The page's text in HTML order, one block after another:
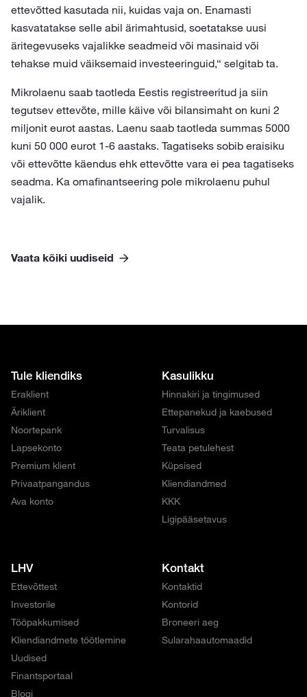
ettevõtted kasutada nii, kuidas vaja on. Enamasti
kasvatatakse selle abil ärimahtusid, soetatakse uusi
äritegevuseks vajalikke seadmeid või masinaid või
tehakse muid väiksemaid investeeringuid,“ selgitab ta.
Mikrolaenu saab taotleda Eestis registreeritud ja siin
tegutsev ettevõte, mille käive või bilansimaht on kuni 2
miljonit eurot aastas. Laenu saab taotleda summas 5000
kuni 50 000 eurot 1-6 aastaks. Tagatiseks sobib eraisiku
või ettevõtte käendus ehk ettevõtte vara ei pea tagatiseks
seadma. Ka omafinantseering pole mikrolaenu puhul
vajalik.
Vaata kõiki uudiseid
Tule kliendiks
Eraklient
Äriklient
Noortepank
Lapsekonto
Premium klient
Privaatpangandus
Ava konto
Kasulikku
Hinnakiri ja tingimused
Ettepanekud ja kaebused
Turvalisus
Teata petulehest
Küpsised
Kliendiandmed
KKK
Ligipääsetavus
LHV
Ettevõttest
Investorile
Tööpakkumised
Kliendiandmete töötlemine
Uudised
Finantsportaal
Blogi
Kontakt
Kontaktid
Kontorid
Broneeri aeg
Sularahaautomaadid